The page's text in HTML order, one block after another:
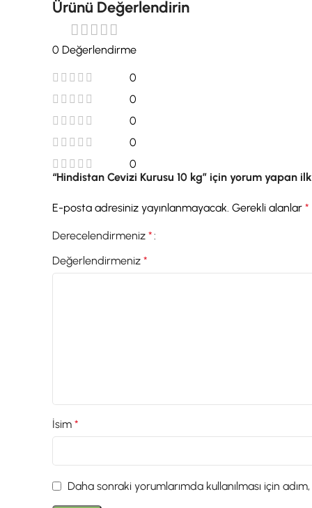
Ürünü Değerlendirin
0 Değerlendirme
0
0
0
0
0
“Hindistan Cevizi Kurusu 10 kg” için yorum yapan
E-posta adresiniz yayınlanmayacak. Gerekli alanlar*
Derecelendirmeniz*
Değerlendirmeniz*
İsim*
Daha sonraki yorumlarımda kullanılması için